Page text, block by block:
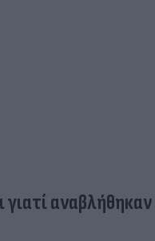
γιατί αναβλήθηκαν